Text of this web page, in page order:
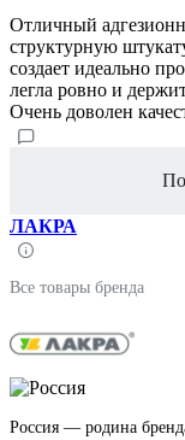
Отличный
структурную
создает идеально
легла ровно и
Очень доволен
ЛАКРА
Все товары бренда
Россия — родина